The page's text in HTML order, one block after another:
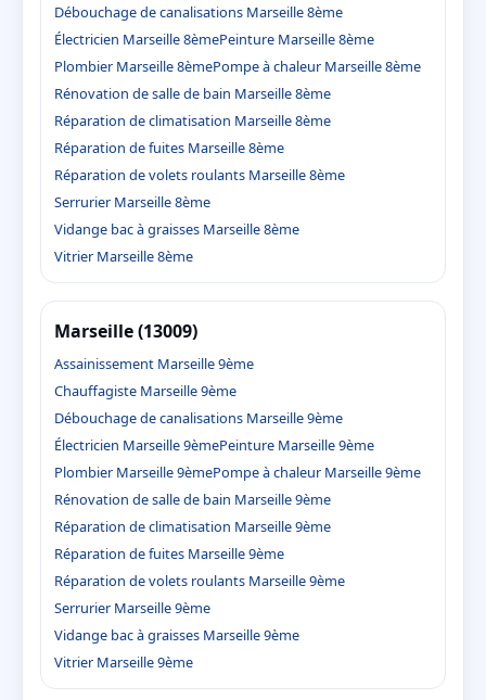
Débouchage de canalisations Marseille 8ème
Électricien Marseille 8èmePeinture Marseille 8ème
Plombier Marseille 8èmePompe à chaleur Marseille 8ème
Rénovation de salle de bain Marseille 8ème
Réparation de climatisation Marseille 8ème
Réparation de fuites Marseille 8ème
Réparation de volets roulants Marseille 8ème
Serrurier Marseille 8ème
Vidange bac à graisses Marseille 8ème
Vitrier Marseille 8ème
Marseille (13009)
Assainissement Marseille 9ème
Chauffagiste Marseille 9ème
Débouchage de canalisations Marseille 9ème
Électricien Marseille 9èmePeinture Marseille 9ème
Plombier Marseille 9èmePompe à chaleur Marseille 9ème
Rénovation de salle de bain Marseille 9ème
Réparation de climatisation Marseille 9ème
Réparation de fuites Marseille 9ème
Réparation de volets roulants Marseille 9ème
Serrurier Marseille 9ème
Vidange bac à graisses Marseille 9ème
Vitrier Marseille 9ème